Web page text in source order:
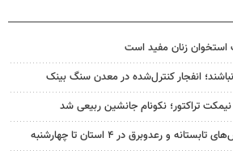
استخوان زنان مفید است
نباشند؛ انفجار کنترل‌شده در معدن سنگ بینک
نیمکت تراکتور؛ نکونام جانشین ربیعی شد
و رعدوبرق در ۴ استان تا چهارشنبه